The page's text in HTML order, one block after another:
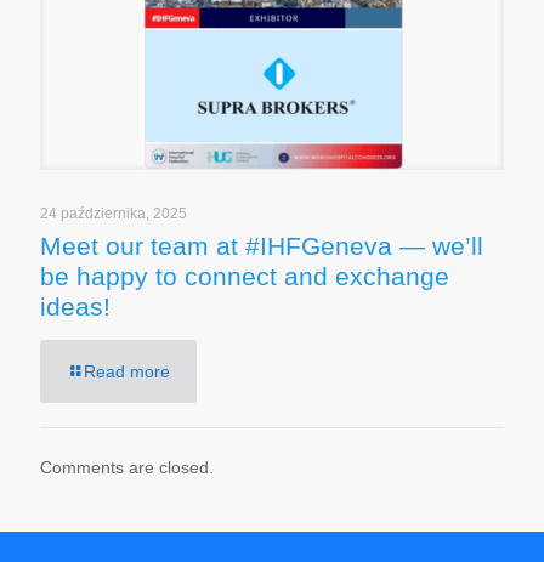
24 października, 2025
Meet our team at #IHFGeneva — we’ll
be happy to connect and exchange
ideas!
Read more
Comments are closed.